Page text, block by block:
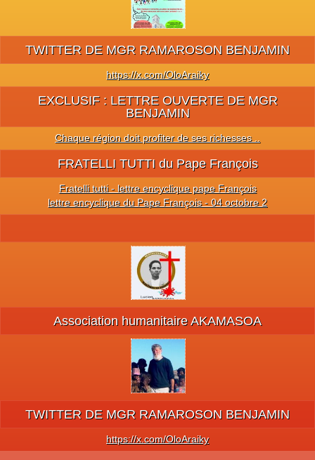
TWITTER DE MGR RAMAROSON BENJAMIN
https://x.com/OloAraiky
EXCLUSIF : LETTRE OUVERTE DE MGR
BENJAMIN
Chaque région doit profiter de ses richesses ..
FRATELLI TUTTI du Pape François
Fratelli tutti - lettre encyclique pape François
lettre encyclique du Pape François - 04 octobre 2
Association humanitaire AKAMASOA
TWITTER DE MGR RAMAROSON BENJAMIN
https://x.com/OloAraiky